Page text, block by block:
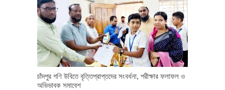
চাঁদপুর গণি উবিতে বৃত্তিপ্রাপ্তদের সংবর্ধনা, পরীক্ষার ফলাফল ও
অভিভাবক সমাবেশ